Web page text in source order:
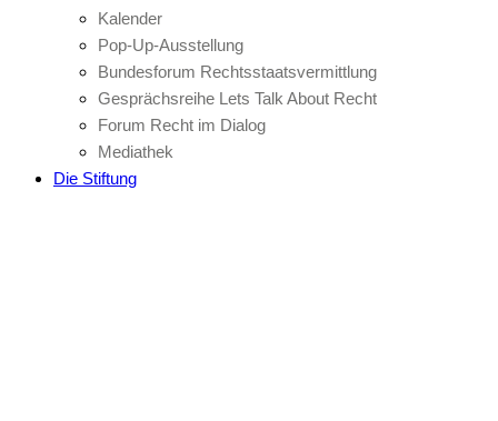
Kalender
Pop-Up-Ausstellung
Bundesforum Rechtsstaatsvermittlung
Gesprächsreihe Lets Talk About Recht
Forum Recht im Dialog
Mediathek
Die Stiftung